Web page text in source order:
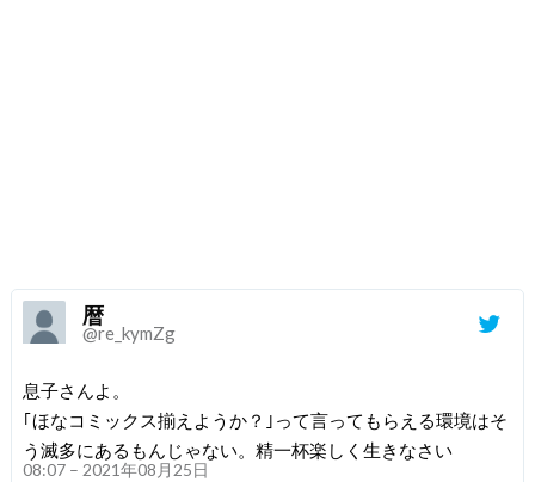
暦
@re_kymZg
息子さんよ。
｢ほなコミックス揃えようか？｣って言ってもらえる環境はそ
う滅多にあるもんじゃない。精一杯楽しく生きなさい
08:07 – 2021年08月25日